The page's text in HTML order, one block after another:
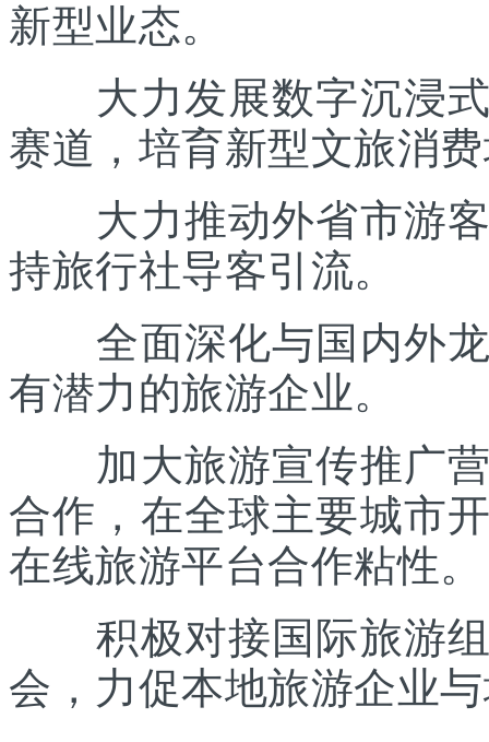
新型业态。
大力发展数字沉浸式
赛道，培育新型文旅消
大力推动外省市游客
持旅行社导客引流。
全面深化与国内外龙
有潜力的旅游企业。
加大旅游宣传推广营
合作，在全球主要城市
在线旅游平台合作粘性。
积极对接国际旅游组
会，力促本地旅游企业